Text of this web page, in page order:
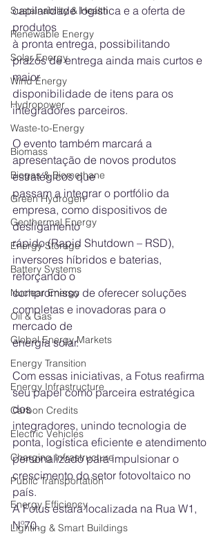
Sustainability & Health
Renewable Energy
Solar Energy
Wind Energy
Hydropower
Waste-to-Energy
Biomass
Biogas & Biomethane
Green Hydrogen
Geothermal Energy
Energy Storage
Battery Systems
Nuclear Energy
Oil & Gas
Global Energy Markets
Energy Transition
Energy Infrastructure
Carbon Credits
Electric Vehicles
Charging Infrastructure
Public Transportation
Energy Efficiency
Lighting & Smart Buildings
capilaridade logística e a oferta de
produtos
à pronta entrega, possibilitando
prazos de entrega ainda mais curtos e
maior
disponibilidade de itens para os
integradores parceiros.
O evento também marcará a
apresentação de novos produtos
estratégicos que
passam a integrar o portfólio da
empresa, como dispositivos de
desligamento
rápido (Rapid Shutdown – RSD),
inversores híbridos e baterias,
reforçando o
compromisso de oferecer soluções
completas e inovadoras para o
mercado de
energia solar.
Com essas iniciativas, a Fotus reafirma
seu papel como parceira estratégica
dos
integradores, unindo tecnologia de
ponta, logística eficiente e atendimento
personalizado para impulsionar o
crescimento do setor fotovoltaico no
país.
A Fotus estará localizada na Rua W1,
Nº70.